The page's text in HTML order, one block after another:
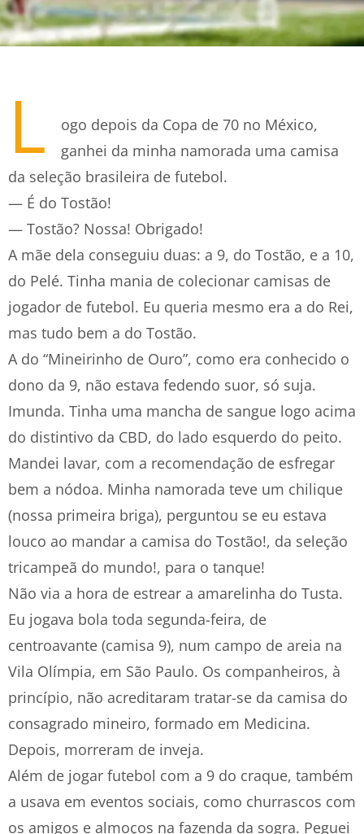
L
ogo depois da Copa de 70 no México,
ganhei da minha namorada uma camisa
da seleção brasileira de futebol.
— É do Tostão!
— Tostão? Nossa! Obrigado!
A mãe dela conseguiu duas: a 9, do Tostão, e a 10,
do Pelé. Tinha mania de colecionar camisas de
jogador de futebol. Eu queria mesmo era a do Rei,
mas tudo bem a do Tostão.
A do “Mineirinho de Ouro”, como era conhecido o
dono da 9, não estava fedendo suor, só suja.
Imunda. Tinha uma mancha de sangue logo acima
do distintivo da CBD, do lado esquerdo do peito.
Mandei lavar, com a recomendação de esfregar
bem a nódoa. Minha namorada teve um chilique
(nossa primeira briga), perguntou se eu estava
louco ao mandar a camisa do Tostão!, da seleção
tricampeã do mundo!, para o tanque!
Não via a hora de estrear a amarelinha do Tusta.
Eu jogava bola toda segunda-feira, de
centroavante (camisa 9), num campo de areia na
Vila Olímpia, em São Paulo. Os companheiros, à
princípio, não acreditaram tratar-se da camisa do
consagrado mineiro, formado em Medicina.
Depois, morreram de inveja.
Além de jogar futebol com a 9 do craque, também
a usava em eventos sociais, como churrascos com
os amigos e almoços na fazenda da sogra. Peguei